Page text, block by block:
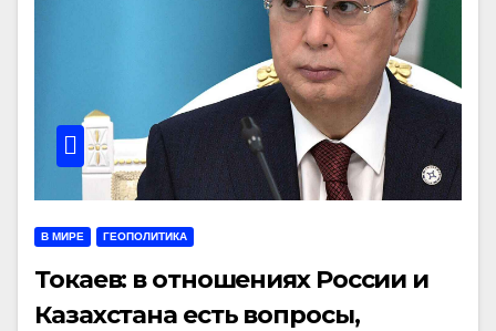
В МИРЕ ГЕОПОЛИТИКА
Токаев: в отношениях России и
Казахстана есть вопросы,